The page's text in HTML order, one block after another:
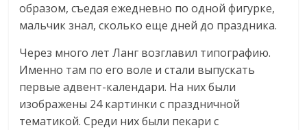
образом, съедая ежедневно по одной фигурке,
мальчик знал, сколько еще дней до праздника.
Через много лет Ланг возглавил типографию.
Именно там по его воле и стали выпускать
первые адвент-календари. На них были
изображены 24 картинки с праздничной
тематикой. Среди них были пекари с